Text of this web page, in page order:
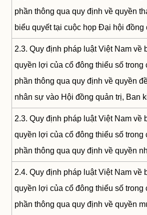
phần thông qua quy định về quyền
biểu quyết tại cuộc họp Đại hội đồng
2.3. Quy định pháp luật Việt Nam về
quyền lợi của cổ đông thiểu số trong
phần thông qua quy định về quyền
nhân sự vào Hội đồng quản trị, Ban
2.3. Quy định pháp luật Việt Nam về
quyền lợi của cổ đông thiểu số trong
phần thông qua quy định về quyền
2.4. Quy định pháp luật Việt Nam về
quyền lợi của cổ đông thiểu số trong
phần thông qua quy định về quyền